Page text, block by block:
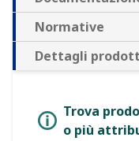
Normative
Dettagli
Trova
o più